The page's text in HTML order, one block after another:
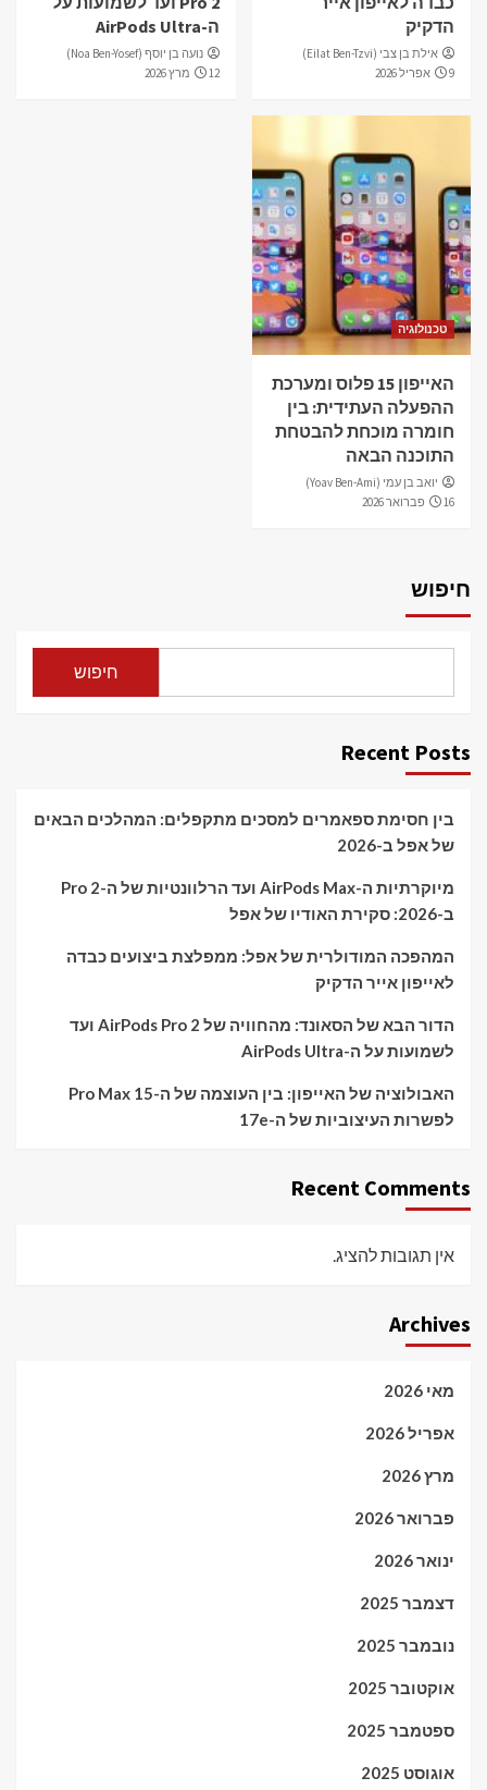
הדקיק
אילת בן צבי (Eilat Ben-Tzvi)
9 אפריל 2026
ה-AirPods Ultra
נועה בן יוסף (Noa Ben-Yosef)
12 מרץ 2026
טכנולוגיה
האייפון 15 פלוס ומערכת
ההפעלה העתידית: בין
חומרה מוכחת להבטחת
התוכנה הבאה
יואב בן עמי (Yoav Ben-Ami)
16 פברואר 2026
חיפוש
חיפוש
Recent Posts
בין חסימת ספאמרים למסכים מתקפלים: המהלכים הבאים
של אפל ב-2026
מיוקרתיות ה-AirPods Max ועד הרלוונטיות של ה-Pro 2
ב-2026: סקירת האודיו של אפל
המהפכה המודולרית של אפל: ממפלצת ביצועים כבדה
לאייפון אייר הדקיק
הדור הבא של הסאונד: מהחוויה של AirPods Pro 2 ועד
לשמועות על ה-AirPods Ultra
האבולוציה של האייפון: בין העוצמה של ה-15 Pro Max
לפשרות העיצוביות של ה-17e
Recent Comments
אין תגובות להציג.
Archives
מאי 2026
אפריל 2026
מרץ 2026
פברואר 2026
ינואר 2026
דצמבר 2025
נובמבר 2025
אוקטובר 2025
ספטמבר 2025
אוגוסט 2025